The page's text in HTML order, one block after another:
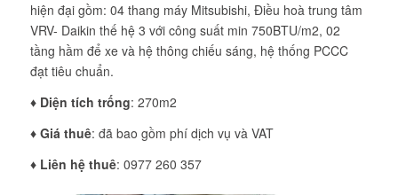
hiện đại gồm: 04 thang máy Mitsubishi, Điều hoà trung tâm
VRV- Daikin thế hệ 3 với công suất min 750BTU/m2, 02
tầng hầm để xe và hệ thông chiếu sáng, hệ thống PCCC
đạt tiêu chuẩn.
♦ Diện tích trống: 270m2
♦ Giá thuê: đã bao gồm phí dịch vụ và VAT
♦ Liên hệ thuê: 0977 260 357